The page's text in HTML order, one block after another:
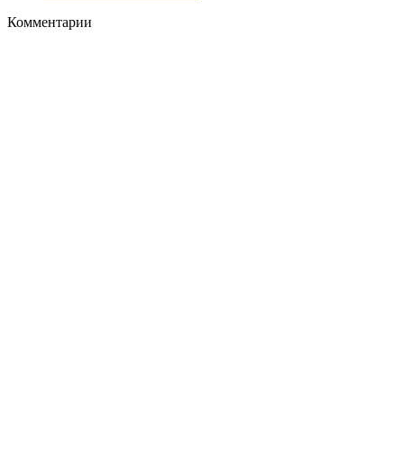
Комментарии